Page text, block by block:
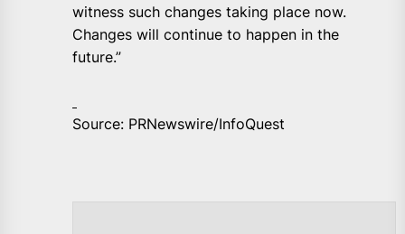
witness such changes taking place now.
Changes will continue to happen in the
future.”
Source: PRNewswire/InfoQuest